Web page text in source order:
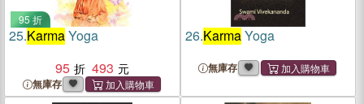
95 折
25.KarmaYoga
95
493
無庫存
26.KarmaYoga
無庫存